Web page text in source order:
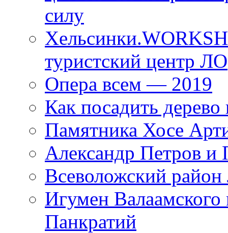
силу
туристский центр ЛО
Опера всем — 2019
Как посадить дерево
Памятника Хосе
Александр Петров и
Всеволожский район
Игумен
Панкратий